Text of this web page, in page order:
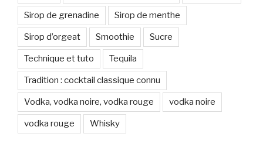
Sirop de grenadine Sirop de menthe
Sirop d’orgeat Smoothie Sucre
Technique et tuto Tequila
Tradition : cocktail classique connu
Vodka, vodka noire, vodka rouge vodka noire
vodka rouge Whisky